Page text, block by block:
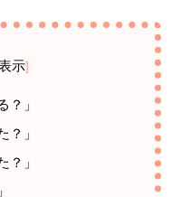
示]
？」
？」
？」